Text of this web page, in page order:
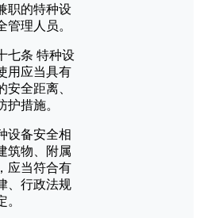
职的特种设
管理人员。
七条 特种设
用应当具有
安全距离、
护措施。
设备安全相
筑物、附属
应当符合有
、行政法规
。